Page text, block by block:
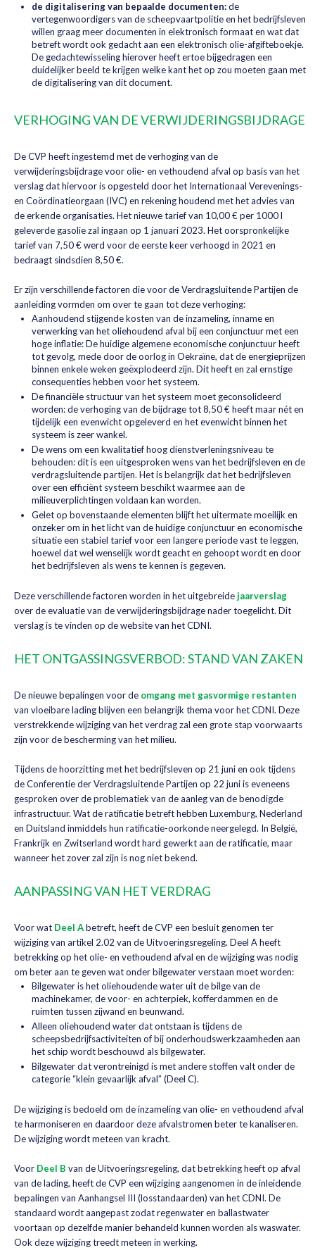
de digitalisering van bepaalde documenten:de
vertegenwoordigers van de scheepvaartpolitie en het bedrijfsleven
willen graag meer documenten in elektronisch formaat en wat dat
betreft wordt ook gedacht aan een elektronisch olie-afgifteboekje.
De gedachtewisseling hierover heeft ertoe bijgedragen een
duidelijker beeld te krijgen welke kant het op zou moeten gaan met
de digitalisering van dit document.
VERHOGING VAN DE VERWIJDERINGSBIJDRAGE
De CVP heeft ingestemd met de verhoging van de
verwijderingsbijdrage voor olie- en vethoudend afval op basis van het
verslag dat hiervoor is opgesteld door het Internationaal Verevenings-
en Coördinatieorgaan (IVC) en rekening houdend met het advies van
de erkende organisaties. Het nieuwe tarief van 10,00 € per 1000 l
geleverde gasolie zal ingaan op 1 januari 2023. Het oorspronkelijke
tarief van 7,50 € werd voor de eerste keer verhoogd in 2021 en
bedraagt sindsdien 8,50 €.
Er zijn verschillende factoren die voor de Verdragsluitende Partijen de
aanleiding vormden om over te gaan tot deze verhoging:
Aanhoudend stijgende kosten van de inzameling, inname en
verwerking van het oliehoudend afval bij een conjunctuur met een
hoge inflatie: De huidige algemene economische conjunctuur heeft
tot gevolg, mede door de oorlog in Oekraïne, dat de energieprijzen
binnen enkele weken geëxplodeerd zijn. Dit heeft en zal ernstige
consequenties hebben voor het systeem.
De financiële structuur van het systeem moet geconsolideerd
worden: de verhoging van de bijdrage tot 8,50 € heeft maar nét en
tijdelijk een evenwicht opgeleverd en het evenwicht binnen het
systeem is zeer wankel.
De wens om een kwalitatief hoog dienstverleningsniveau te
behouden: dit is een uitgesproken wens van het bedrijfsleven en de
verdragsluitende partijen. Het is belangrijk dat het bedrijfsleven
over een efficiënt systeem beschikt waarmee aan de
milieuverplichtingen voldaan kan worden.
Gelet op bovenstaande elementen blijft het uitermate moeilijk en
onzeker om in het licht van de huidige conjunctuur en economische
situatie een stabiel tarief voor een langere periode vast te leggen,
hoewel dat wel wenselijk wordt geacht en gehoopt wordt en door
het bedrijfsleven als wens te kennen is gegeven.
Deze verschillende factoren worden in het uitgebreidejaarverslag
over de evaluatie van de verwijderingsbijdrage nader toegelicht. Dit
verslag is te vinden op de website van het CDNI.
HET ONTGASSINGSVERBOD: STAND VAN ZAKEN
De nieuwe bepalingen voor de omgang met gasvormige restanten
van vloeibare lading blijven een belangrijk thema voor het CDNI. Deze
verstrekkende wijziging van het verdrag zal een grote stap voorwaarts
zijn voor de bescherming van het milieu.
Tijdens de hoorzitting met het bedrijfsleven op 21 juni en ook tijdens
de Conferentie der Verdragsluitende Partijen op 22 juni is eveneens
gesproken over de problematiek van de aanleg van de benodigde
infrastructuur. Wat de ratificatie betreft hebben Luxemburg, Nederland
en Duitsland inmiddels hun ratificatie-oorkonde neergelegd. In België,
Frankrijk en Zwitserland wordt hard gewerkt aan de ratificatie, maar
wanneer het zover zal zijn is nog niet bekend.
AANPASSING VAN HET VERDRAG
Voor wat Deel Abetreft, heeft de CVP een besluit genomen ter
wijziging van artikel 2.02 van de Uitvoeringsregeling. Deel A heeft
betrekking op het olie- en vethoudend afval en de wijziging was nodig
om beter aan te geven wat onder bilgewater verstaan moet worden:
Bilgewater is het oliehoudende water uit de bilge van de
machinekamer, de voor- en achterpiek, kofferdammen en de
ruimten tussen zijwand en beunwand.
Alleen oliehoudend water dat ontstaan is tijdens de
scheepsbedrijfsactiviteiten of bij onderhoudswerkzaamheden aan
het schip wordt beschouwd als bilgewater.
Bilgewater dat verontreinigd is met andere stoffen valt onder de
categorie “klein gevaarlijk afval” (Deel C).
De wijziging is bedoeld om de inzameling van olie- en vethoudend afval
te harmoniseren en daardoor deze afvalstromen beter te kanaliseren.
De wijziging wordt meteen van kracht.
Voor Deel B van de Uitvoeringsregeling, dat betrekking heeft op afval
van de lading, heeft de CVP een wijziging aangenomen in de inleidende
bepalingen van Aanhangsel III (losstandaarden) van het CDNI. De
standaard wordt aangepast zodat regenwater en ballastwater
voortaan op dezelfde manier behandeld kunnen worden als waswater.
Ook deze wijziging treedt meteen in werking.